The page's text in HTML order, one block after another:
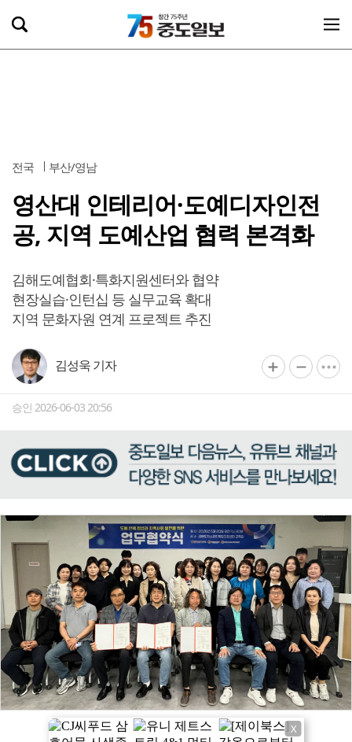
전국 부산/영남
영산대 인테리어·도예디자인전
공, 지역 도예산업 협력 본격화
김해도예협회·특화지원센터와 협약
현장실습·인턴십 등 실무교육 확대
지역 문화자원 연계 프로젝트 추진
김성욱 기자
승인 2026-06-03 20:56
X